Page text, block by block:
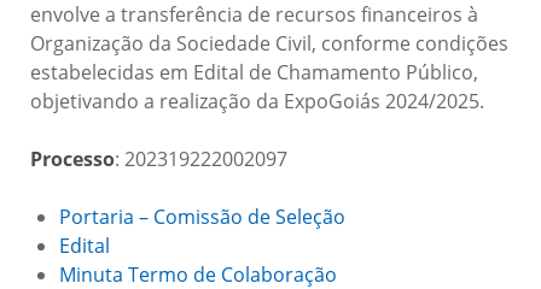
envolve a transferência de recursos financeiros à
Organização da Sociedade Civil, conforme condições
estabelecidas em Edital de Chamamento Público,
objetivando a realização da ExpoGoiás 2024/2025.
Processo: 202319222002097
Portaria – Comissão de Seleção
Edital
Minuta Termo de Colaboração